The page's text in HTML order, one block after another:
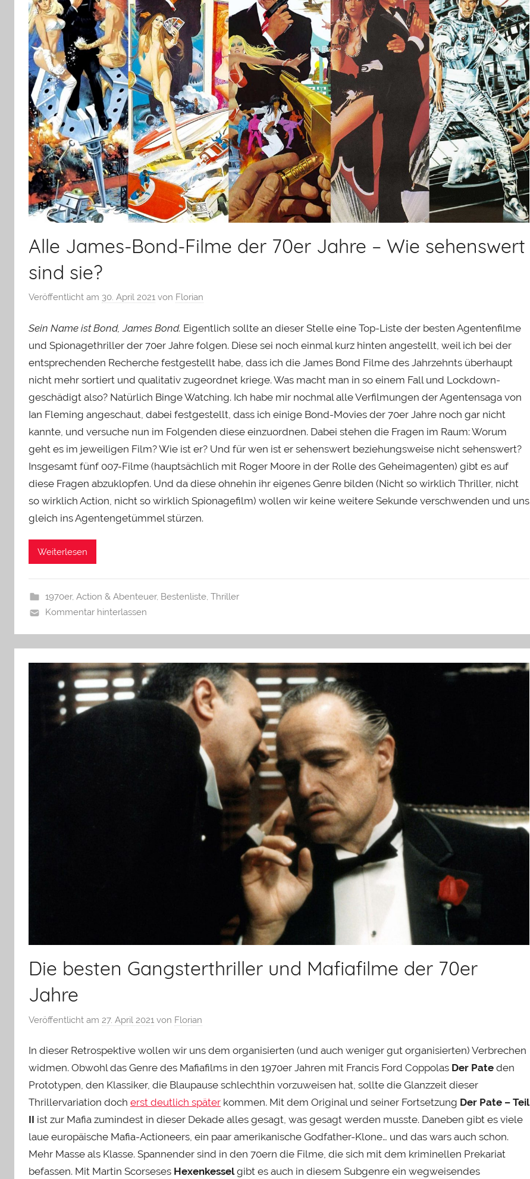
Alle James-Bond-Filme der 70er Jahre – Wie sehenswert
sind sie?
Veröffentlicht am 30. April 2021 von Florian
Sein Name ist Bond, James Bond. Eigentlich sollte an dieser Stelle eine Top-Liste der besten Agentenfilme
und Spionagethriller der 70er Jahre folgen. Diese sei noch einmal kurz hinten angestellt, weil ich bei der
entsprechenden Recherche festgestellt habe, dass ich die James Bond Filme des Jahrzehnts überhaupt
nicht mehr sortiert und qualitativ zugeordnet kriege. Was macht man in so einem Fall und Lockdown-
geschädigt also? Natürlich Binge Watching. Ich habe mir nochmal alle Verfilmungen der Agentensaga von
Ian Fleming angeschaut, dabei festgestellt, dass ich einige Bond-Movies der 70er Jahre noch gar nicht
kannte, und versuche nun im Folgenden diese einzuordnen. Dabei stehen die Fragen im Raum: Worum
geht es im jeweiligen Film? Wie ist er? Und für wen ist er sehenswert beziehungsweise nicht sehenswert?
Insgesamt fünf 007-Filme (hauptsächlich mit Roger Moore in der Rolle des Geheimagenten) gibt es auf
diese Fragen abzuklopfen. Und da diese ohnehin ihr eigenes Genre bilden (Nicht so wirklich Thriller, nicht
so wirklich Action, nicht so wirklich Spionagefilm) wollen wir keine weitere Sekunde verschwenden und uns
gleich ins Agentengetümmel stürzen.
Weiterlesen
1970er, Action & Abenteuer, Bestenliste, Thriller
Kommentar hinterlassen
Die besten Gangsterthriller und Mafiafilme der 70er
Jahre
Veröffentlicht am 27. April 2021 von Florian
In dieser Retrospektive wollen wir uns dem organisierten (und auch weniger gut organisierten) Verbrechen
widmen. Obwohl das Genre des Mafiafilms in den 1970er Jahren mit Francis Ford Coppolas Der Pate den
Prototypen, den Klassiker, die Blaupause schlechthin vorzuweisen hat, sollte die Glanzzeit dieser
Thrillervariation doch erst deutlich später kommen. Mit dem Original und seiner Fortsetzung Der Pate – Teil
II ist zur Mafia zumindest in dieser Dekade alles gesagt, was gesagt werden musste. Daneben gibt es viele
laue europäische Mafia-Actioneers, ein paar amerikanische Godfather-Klone… und das wars auch schon.
Mehr Masse als Klasse. Spannender sind in den 70ern die Filme, die sich mit dem kriminellen Prekariat
befassen. Mit Martin Scorseses Hexenkesselgibt es auch in diesem Subgenre ein wegweisendes